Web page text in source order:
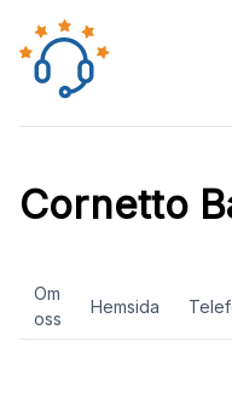
Cornetto
Om
oss
Hemsida